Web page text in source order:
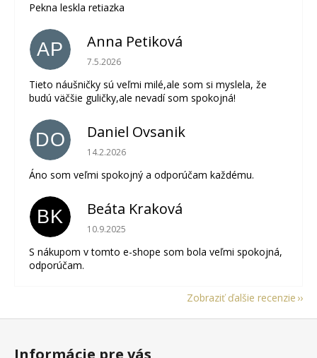
Pekna leskla retiazka
AP Anna Petiková
Hodnotenie obchodu je 5 z 5 hviezdičiek.
7.5.2026
Tieto náušničky sú veľmi milé,ale som si myslela, že
budú väčšie guličky,ale nevadí som spokojná!
DO Daniel Ovsanik
Hodnotenie obchodu je 5 z 5 hviezdičiek.
14.2.2026
Áno som veľmi spokojný a odporúčam každému.
BK Beáta Kraková
Hodnotenie obchodu je 5 z 5 hviezdičiek.
10.9.2025
S nákupom v tomto e-shope som bola veľmi spokojná,
odporúčam.
Zobraziť ďalšie recenzie